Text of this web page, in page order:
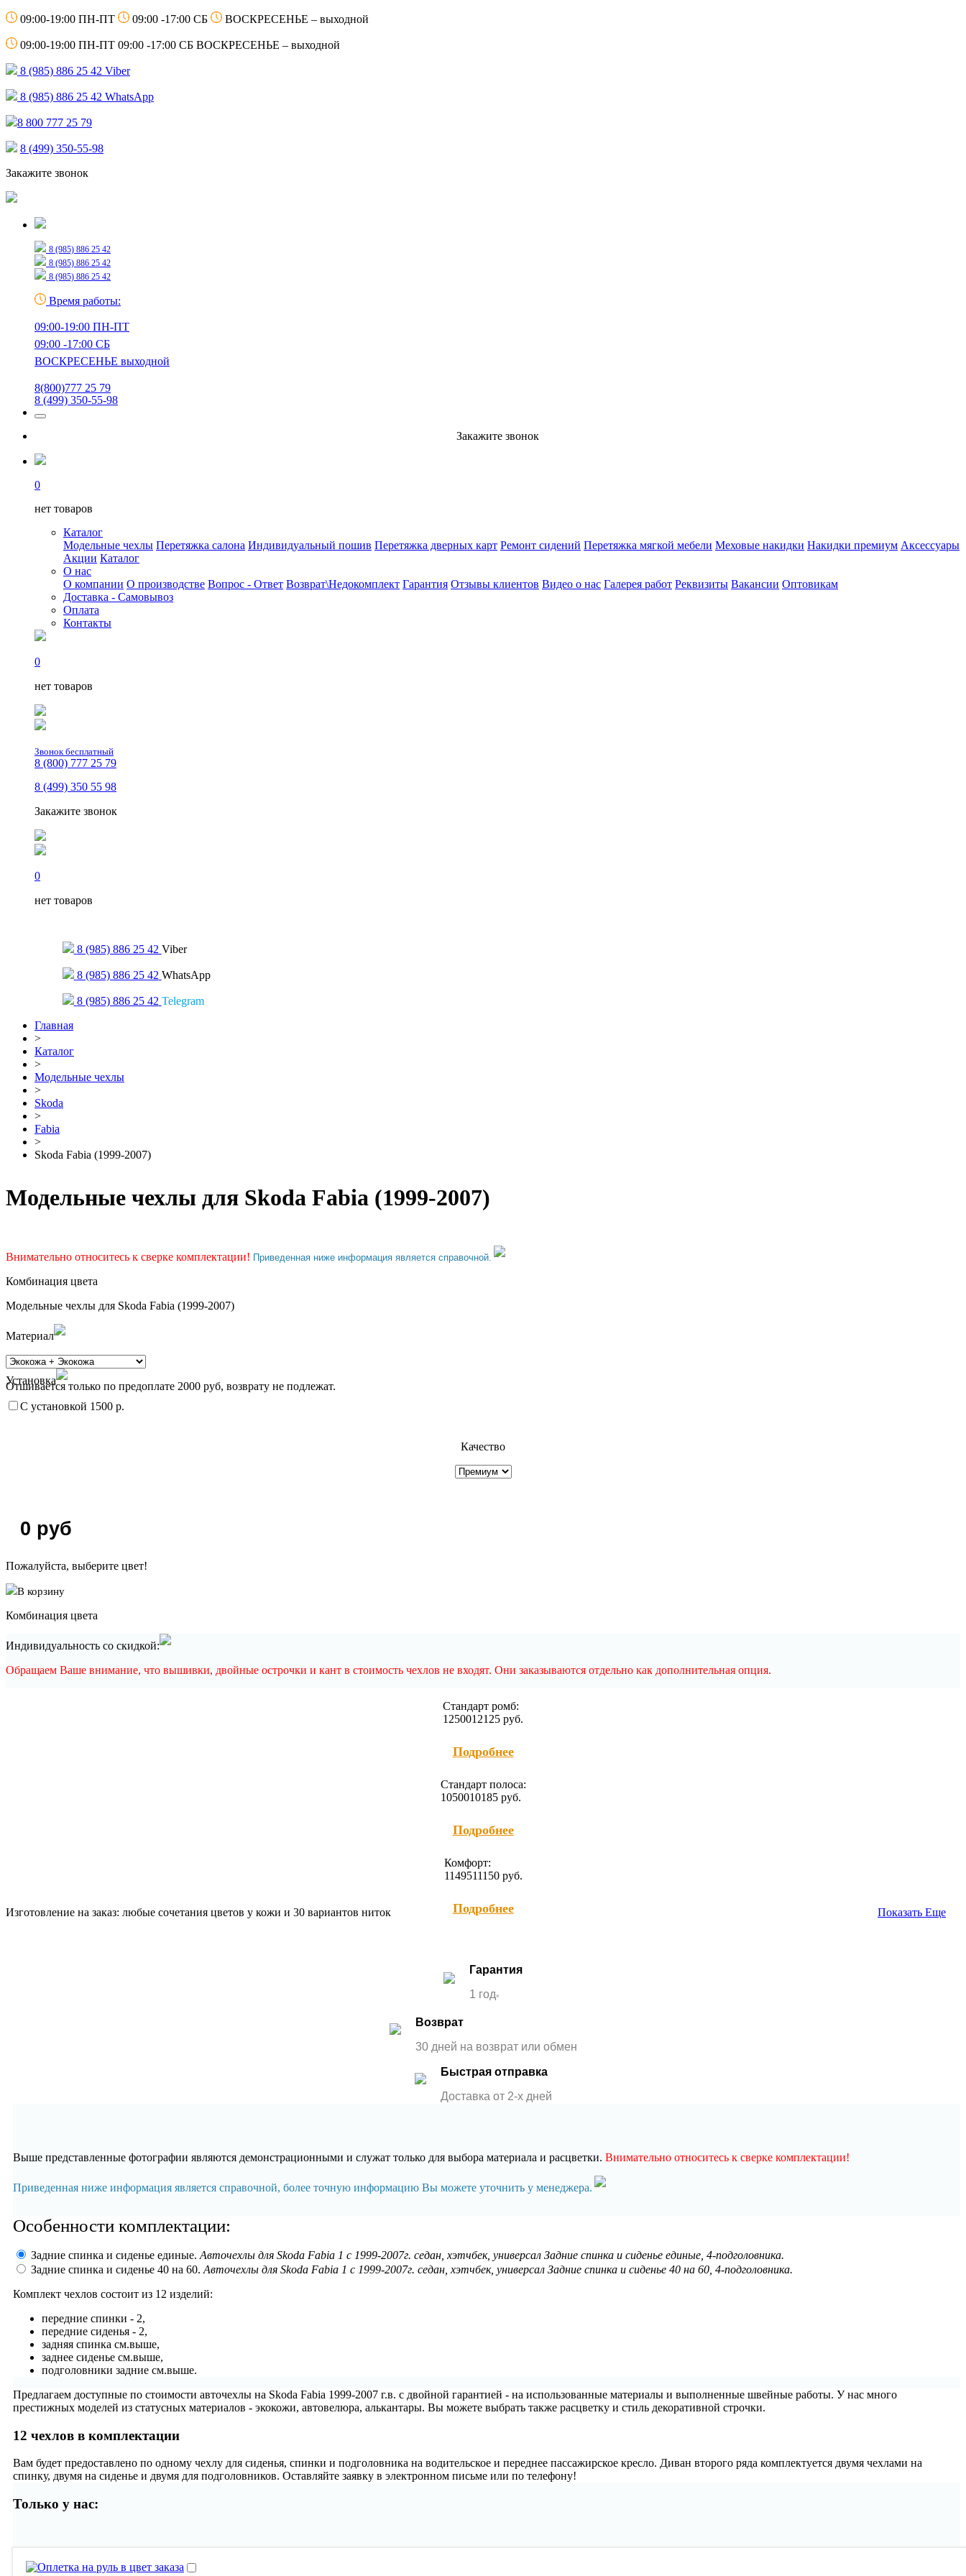
09:00-19:00 ПН-ПТ 09:00 -17:00 СБ ВОСКРЕСЕНЬЕ – выходной
09:00-19:00 ПН-ПТ 09:00 -17:00 СБ ВОСКРЕСЕНЬЕ – выходной
8 (985) 886 25 42 Viber
8 (985) 886 25 42 WhatsApp
8 800 777 25 79
8 (499) 350-55-98
Закажите звонок
8 (985) 886 25 42
8 (985) 886 25 42
8 (985) 886 25 42
Время работы:
09:00-19:00 ПН-ПТ
09:00 -17:00 СБ
ВОСКРЕСЕНЬЕ выходной
8(800)777 25 79
8 (499) 350-55-98
Закажите звонок
0
нет товаров
Каталог
Модельные чехлы Перетяжка салона Индивидуальный пошив Перетяжка дверных карт Ремонт сидений Перетяжка мягкой мебели Меховые накидки Накидки премиум Аксессуары
Акции Каталог
О нас
О компании О производстве Вопрос - Ответ Возврат\Недокомплект Гарантия Отзывы клиентов Видео о нас Галерея работ Реквизиты Вакансии Оптовикам
Доставка - Самовывоз
Оплата
Контакты
0
нет товаров
Звонок бесплатный
8 (800) 777 25 79
8 (499) 350 55 98
Закажите звонок
0
нет товаров
8 (985) 886 25 42 Viber
8 (985) 886 25 42 WhatsApp
8 (985) 886 25 42 Telegram
Главная
>
Каталог
>
Модельные чехлы
>
Skoda
>
Fabia
>
Skoda Fabia (1999-2007)
Модельные чехлы для Skoda Fabia (1999-2007)
Внимательно относитесь к сверке комплектации! Приведенная ниже информация является справочной.
Комбинация цвета
Модельные чехлы для Skoda Fabia (1999-2007)
Материал
Отшивается только по предоплате 2000 руб, возврату не подлежат.
Установка
С установкой 1500 р.
Качество
0 руб
Пожалуйста, выберите цвет!
В корзину
Комбинация цвета
Индивидуальность со скидкой:
Обращаем Ваше внимание, что вышивки, двойные острочки и кант в стоимость чехлов не входят. Они заказываются отдельно как дополнительная опция.
Cтандарт ромб:
1250012125 руб.
Подробнее
Cтандарт полоса:
1050010185руб.
Подробнее
Комфорт:
1149511150руб.
Подробнее
Изготовление на заказ: любые сочетания цветов у кожи и 30 вариантов ниток Показать Еще
Гарантия
1 год*
Возврат
30 дней на возврат или обмен
Быстрая отправка
Доставка от 2-x дней
Выше представленные фотографии являются демонстрационными и служат только для выбора материала и расцветки. Внимательно относитесь к сверке комплектации!
Приведенная ниже информация является справочной, более точную информацию Вы можете уточнить у менеджера.
Особенности комплектации:
Задние спинка и сиденье единые. Авточехлы для Skoda Fabia 1 с 1999-2007г. седан, хэтчбек, универсал Задние спинка и сиденье единые, 4-подголовника.
Задние спинка и сиденье 40 на 60. Авточехлы для Skoda Fabia 1 с 1999-2007г. седан, хэтчбек, универсал Задние спинка и сиденье 40 на 60, 4-подголовника.
Комплект чехлов состоит из 12 изделий:
передние спинки - 2,
передние сиденья - 2,
задняя спинка см.выше,
заднее сиденье см.выше,
подголовники задние см.выше.
Предлагаем доступные по стоимости авточехлы на Skoda Fabia 1999-2007 г.в. с двойной гарантией - на использованные материалы и выполненные швейные работы. У нас много
престижных моделей из статусных материалов - экокожи, автовелюра, алькантары. Вы можете выбрать также расцветку и стиль декоративной строчки.
12 чехлов в комплектации
Вам будет предоставлено по одному чехлу для сиденья, спинки и подголовника на водительское и переднее пассажирское кресло. Диван второго ряда комплектуется двумя чехлами на
спинку, двумя на сиденье и двумя для подголовников. Оставляйте заявку в электронном письме или по телефону!
Только у нас: